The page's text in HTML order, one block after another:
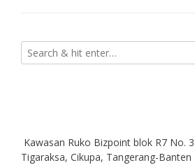
Kawasan Ruko Bizpoint blok R7 No.
Tigaraksa, Cikupa, Tangerang-Banten